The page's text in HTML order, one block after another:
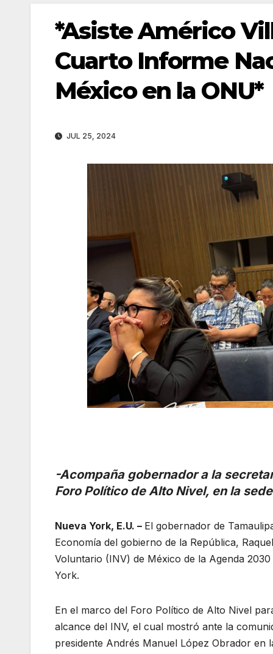
*Asiste Américo
Cuarto Informe
México en la ONU*
JUL 25, 2024
-Acompaña gobernador a la
Foro Político de Alto Nivel, en la
Nueva York, E.U. – El gobernador de
Economía del gobierno de la República,
Voluntario (INV) de México de la Agenda
York.
En el marco del Foro Político de Alto Nivel
alcance del INV, el cual mostró ante la
presidente Andrés Manuel López Obrador en